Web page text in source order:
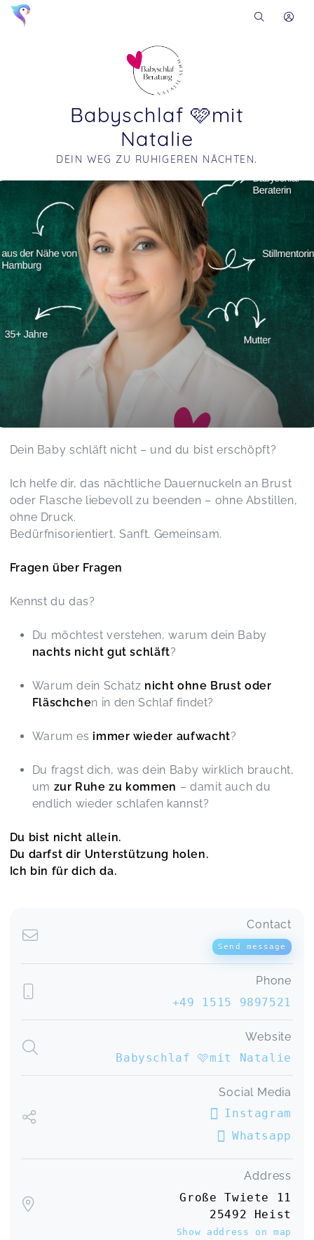
Babyschlaf 🩷mit
Natalie
DEIN WEG ZU RUHIGEREN NÄCHTEN.
Soon you will learn more about me here...
Dein Baby schläft nicht – und du bist erschöpft?
Ich helfe dir, das nächtliche Dauernuckeln an Brust
oder Flasche liebevoll zu beenden – ohne Abstillen,
ohne Druck.
Bedürfnisorientiert. Sanft. Gemeinsam.
Fragen über Fragen
Kennst du das?
Du möchtest verstehen, warum dein Baby
nachts nicht gut schläft?
Warum dein Schatz nicht ohne Brust oder
Fläschchen in den Schlaf findet?
Warum es immer wieder aufwacht?
Du fragst dich, was dein Baby wirklich braucht,
um zur Ruhe zu kommen – damit auch du
endlich wieder schlafen kannst?
Du bist nicht allein.
Du darfst dir Unterstützung holen.
Ich bin für dich da.
Contact
Send message
Phone
+49 1515 9897521
Website
Babyschlaf 🩷mit Natalie
Social Media
Instagram
Whatsapp
Address
Große Twiete 11
25492 Heist
Show address on map